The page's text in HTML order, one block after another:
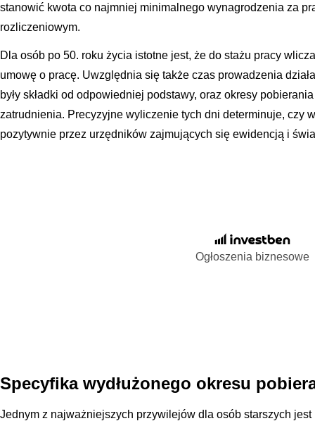
stanowić kwota co najmniej minimalnego wynagrodzenia za
rozliczeniowym.
Dla osób po 50. roku życia istotne jest, że do stażu pracy
umowę o pracę. Uwzględnia się także czas prowadzenia
były składki od odpowiedniej podstawy, oraz okresy
zatrudnienia. Precyzyjne wyliczenie tych dni determinuje, czy
pozytywnie przez urzędników zajmujących się ewidencją i
Ogłoszenia biznesowe
Specyfika wydłużonego okresu
Jednym z najważniejszych przywilejów dla osób starszych